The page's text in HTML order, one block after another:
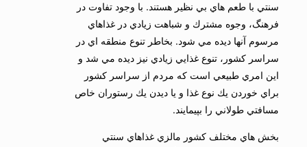
سنتي با طعم هاي بي نظير هستند. با وجود تفاوت در
فرهنگ، وجوه مشترك و شباهت زيادي در غذاهاي
مرسوم آنها ديده مي شود. بخاطر تنوع منطقه اي در
سراسر كشور، تنوع غذايي زيادي نيز ديده مي شد و
اين امري طبيعي است كه مردم از سراسر كشور
براي خوردن يك نوع غذا و يا ديدن يك رستوران خاص
مسافتي طولاني را بپيمايند.
بخش هاي مختلف كشور مالزي غذاهاي سنتي